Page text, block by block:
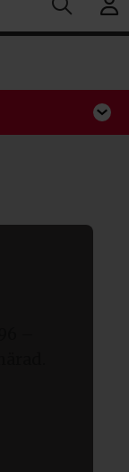
Spotpris just nu: 7